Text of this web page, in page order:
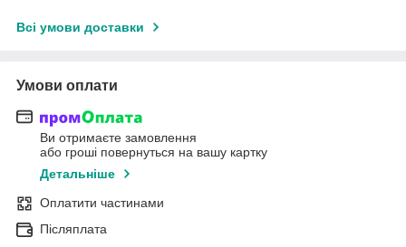
Всі умови доставки
Умови оплати
Ви отримаєте замовлення
або гроші повернуться на вашу картку
Детальніше
Оплатити частинами
Післяплата